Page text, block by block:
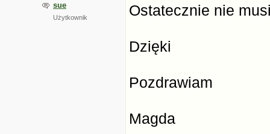
sue
Użytkownik Ostatecznie nie
Dzięki
Pozdrawiam
Magda